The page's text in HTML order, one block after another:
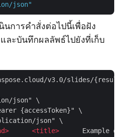
json"
นการคำสั่งต่อไปนี้เพื่อฝัง
ละบันทึกผลลัพธ์ไปยังที่เก็บ
v3.0/slides/
json" \
{accessToken}" \
json" \
> <title>